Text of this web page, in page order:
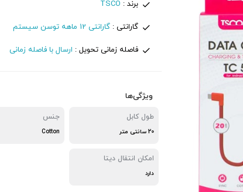
برند : TSCO
گارانتی : گارانتی 12 ماهه توسن سیستم
فاصله زمانی تحویل : ارسال با فاصله زمانی
ویژگی‌ها
طول کابل
20 سانتی متر
جنس
Cotton
امکان انتقال دیتا
دارد